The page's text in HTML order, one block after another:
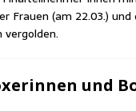
Frau­en (am 22.03.)
vergolden.
und